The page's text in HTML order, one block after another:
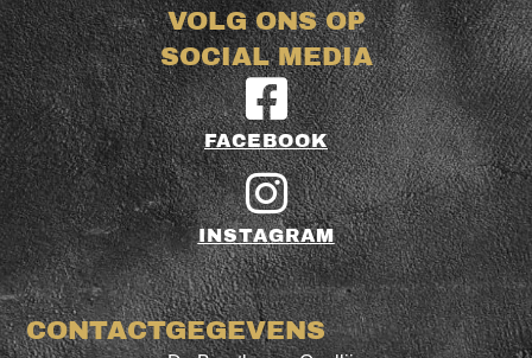
VOLG ONS OP
SOCIAL MEDIA
FACEBOOK
INSTAGRAM
CONTACTGEGEVENS